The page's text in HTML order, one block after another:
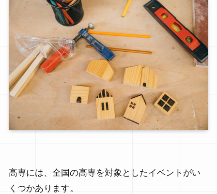
高専には、全国の高専を対象としたイベントがい
くつかあります。